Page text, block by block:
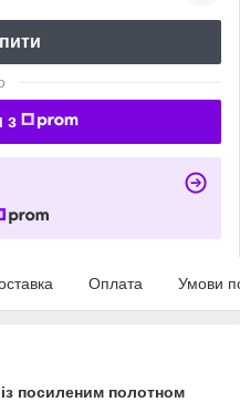
з
Оплата Умови
посиленим полотном